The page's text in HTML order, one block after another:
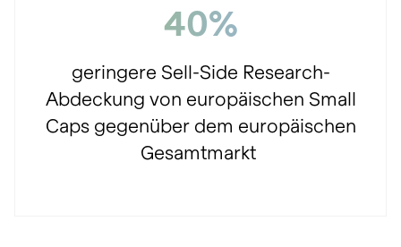
40%
geringere Sell-Side Research-
Abdeckung von europäischen Small
Caps gegenüber dem europäischen
Gesamtmarkt